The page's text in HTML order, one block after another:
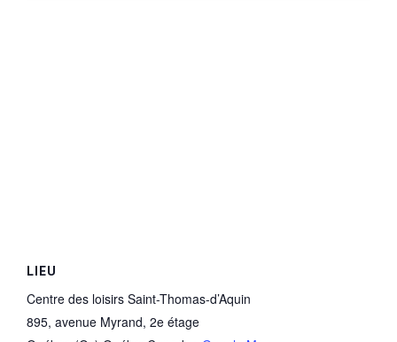
LIEU
Centre des loisirs Saint-Thomas-d’Aquin
895, avenue Myrand, 2e étage